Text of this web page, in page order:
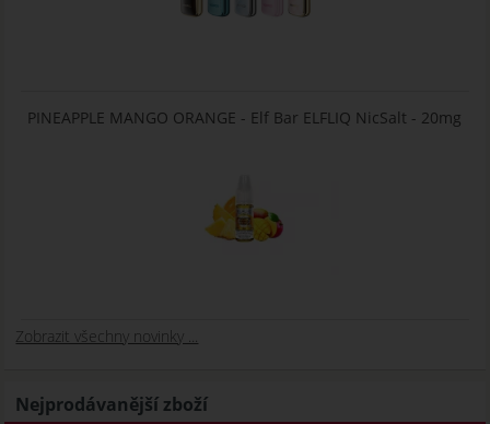
PINEAPPLE MANGO ORANGE - Elf Bar ELFLIQ NicSalt - 20mg
Zobrazit všechny novinky ...
Nejprodávanější zboží